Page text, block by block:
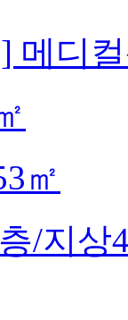
메디
㎡
/지상